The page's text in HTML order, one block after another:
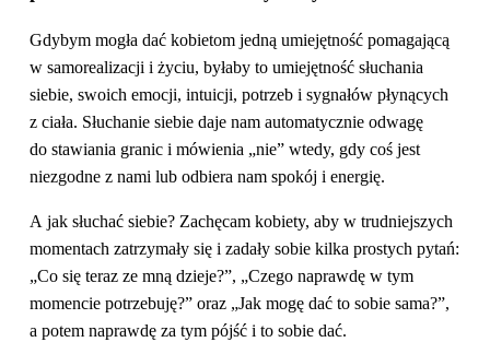
Gdybym mogła dać kobietom jedną umiejętność pomagającą
w samorealizacji i życiu, byłaby to umiejętność słuchania
siebie, swoich emocji, intuicji, potrzeb i sygnałów płynących
z ciała. Słuchanie siebie daje nam automatycznie odwagę
do stawiania granic i mówienia „nie” wtedy, gdy coś jest
niezgodne z nami lub odbiera nam spokój i energię.
A jak słuchać siebie? Zachęcam kobiety, aby w trudniejszych
momentach zatrzymały się i zadały sobie kilka prostych pytań:
„Co się teraz ze mną dzieje?”, „Czego naprawdę w tym
momencie potrzebuję?” oraz „Jak mogę dać to sobie sama?”,
a potem naprawdę za tym pójść i to sobie dać.